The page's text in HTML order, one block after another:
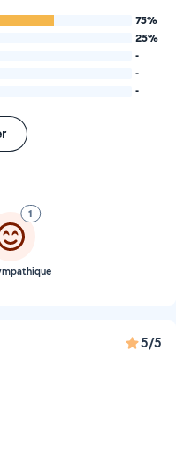
75%
25%
-
-
-
1
5/5